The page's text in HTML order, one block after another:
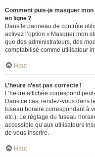
Comment puis-je masquer
en ligne ?
Dans le panneau de contrôle
activez l’option « Masquer mon
que des administrateurs, des
comptabilisé comme utilisateur
Haut
L’heure n’est pas correcte !
L’heure affichée correspond
Dans ce cas, rendez-vous dans
fuseau horaire correspondant à
etc.). Le réglage du fuseau
accessible qu’aux utilisateurs
de vous inscrire.
Haut